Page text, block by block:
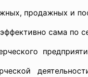
продaжных и
caмa по